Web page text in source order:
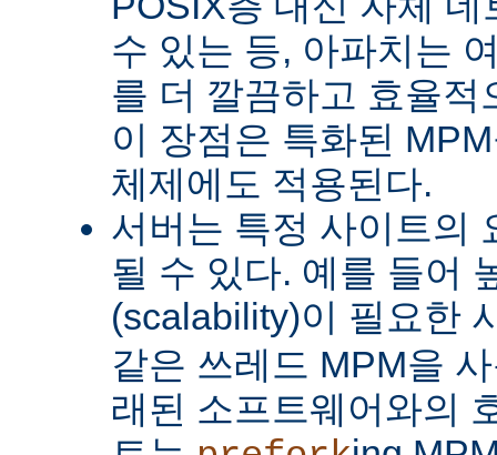
수 있는 등, 아파치는
를 더 깔끔하고 효율적
이 장점은 특화된
체제에도 적용된다.
서버는 특정 사이트의
될 수 있다. 예를 들어
(scalability)이 필요한
같은 쓰레드 MPM을
래된 소프트웨어와의